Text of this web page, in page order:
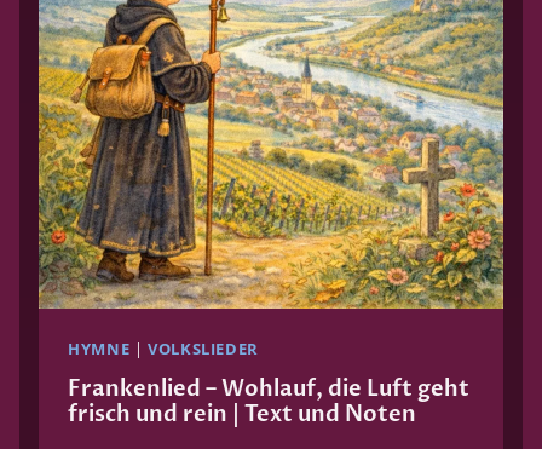
HYMNE |VOLKSLIEDER
Frankenlied – Wohlauf, die Luft geht
frisch und rein | Text und Noten